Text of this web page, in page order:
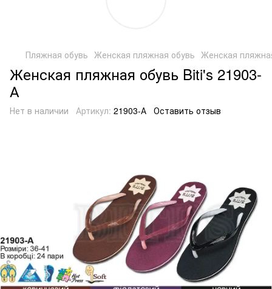
Пляжная обувь Женская пляжная обувь Женская
Женская пляжная обувь Biti's 21903-
А
Нет в наличии Артикул: 21903-А Оставить отзыв